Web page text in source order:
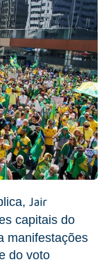
Jair
capitais do
manifestações
do voto